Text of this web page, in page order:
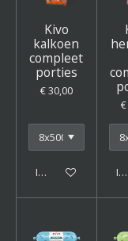
Kivo
kalkoen
compleet
porties
€ 30,00
In winkelwagen In